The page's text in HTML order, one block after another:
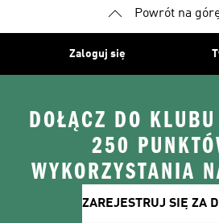
Powrót na
Zaloguj się
DOŁĄCZ DO
250
WYKORZYSTANIA
ZAREJESTRUJ SIĘ ZA